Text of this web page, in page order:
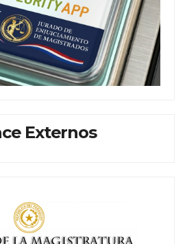
Externos